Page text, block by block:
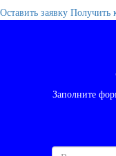
Оставить заявку Получить
Заполните